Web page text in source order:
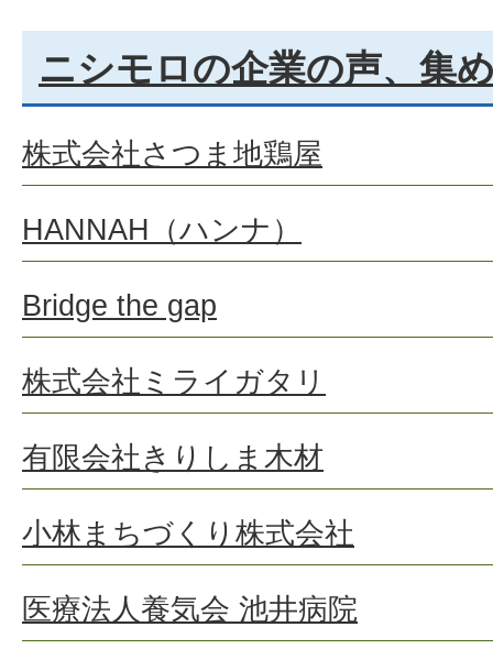
ニシモロの企業の声、集
株式会社さつま地鶏屋
HANNAH（ハンナ）
Bridge the gap
株式会社ミライガタリ
有限会社きりしま木材
小林まちづくり株式会社
医療法人養気会 池井病院